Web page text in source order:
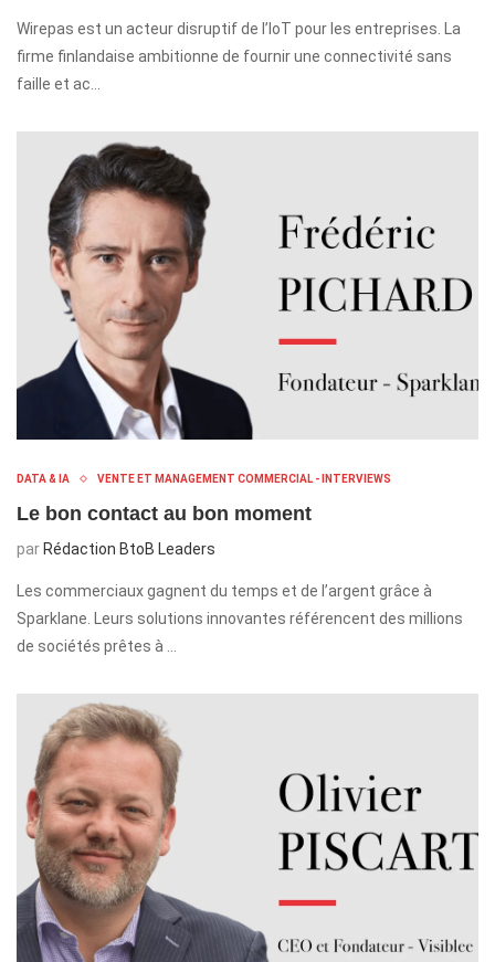
Wirepas est un acteur disruptif de l’IoT pour les entreprises. La
firme finlandaise ambitionne de fournir une connectivité sans
faille et ac…
DATA & IA VENTE ET MANAGEMENT COMMERCIAL - INTERVIEWS
Le bon contact au bon moment
par Rédaction BtoB Leaders
Les commerciaux gagnent du temps et de l’argent grâce à
Sparklane. Leurs solutions innovantes référencent des millions
de sociétés prêtes à …